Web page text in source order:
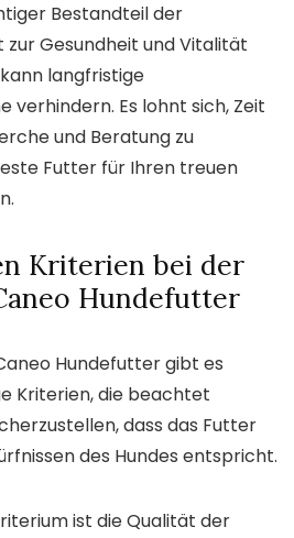
Bestandteil der
zur Gesundheit und Vitalität
langfristige
verhindern. Es lohnt sich, Zeit
und Beratung zu
Futter für Ihren treuen
Kriterien bei der
Hundefutter
Hundefutter gibt es
Kriterien, die beachtet
dass das Futter
des Hundes entspricht.
ist die Qualität der